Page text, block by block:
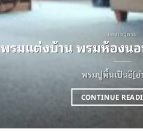
ผลงานปูพรม
พรมแต่งบ้าน พรมห้องน
พรมปูพื้นเป็นอี[อ่
CONTINUE